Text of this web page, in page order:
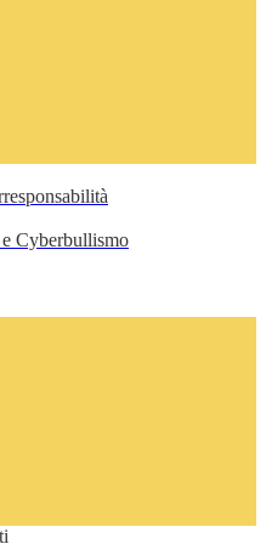
Cyberbullismo